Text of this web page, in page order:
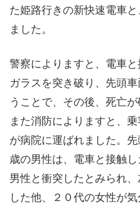
た姫路行きの新快速電車
ました。
警察によりますと、電車
ガラスを突き破り、先頭
うことで、その後、死亡が
また消防によりますと、
が病院に運ばれました。
歳の男性は、電車と接触
男性と衝突したとみられ
した他、２０代の女性が